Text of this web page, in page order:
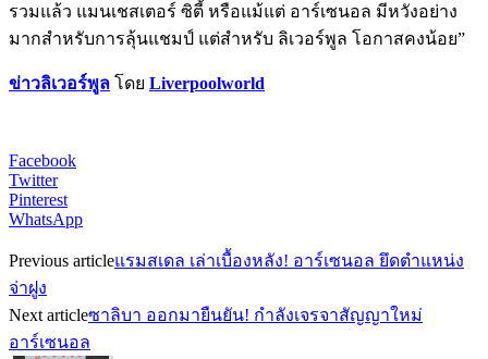
รวมแล้ว แมนเชสเตอร์ ซิตี้ หรือแม้แต่ อาร์เซนอล มีหวังอย่าง
มากสำหรับการลุ้นแชมป์ แต่สำหรับ ลิเวอร์พูล โอกาสคงน้อย”
ข่าวลิเวอร์พูล โดย Liverpoolworld
Facebook
Twitter
Pinterest
WhatsApp
Previous articleแรมสเดล เล่าเบื้องหลัง! อาร์เซนอล ยึดตำแหน่ง
จ่าฝูง
Next articleซาลิบา ออกมายืนยัน! กำลังเจรจาสัญญาใหม่
อาร์เซนอล